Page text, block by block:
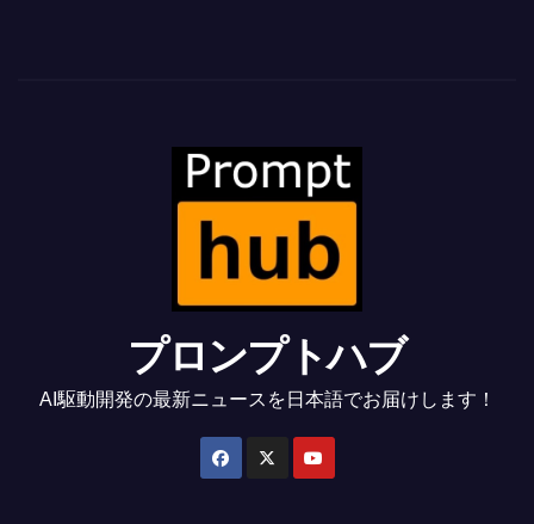
プロンプトハブ
AI駆動開発の最新ニュースを日本語でお届けします！